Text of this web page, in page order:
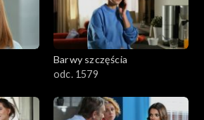
Barwy szczęścia
odc. 1579